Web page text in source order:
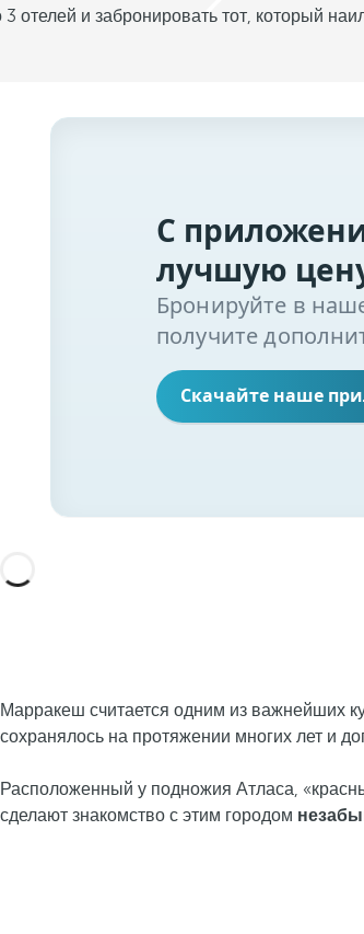
отелей и забронировать тот, который
С
лучшую
Бронируйте в
получите
Скачайте наше
Марракеш считается одним из важнейших
сохранялось на протяжении многих лет и
Расположенный у подножия Атласа,
сделают знакомство с этим городом